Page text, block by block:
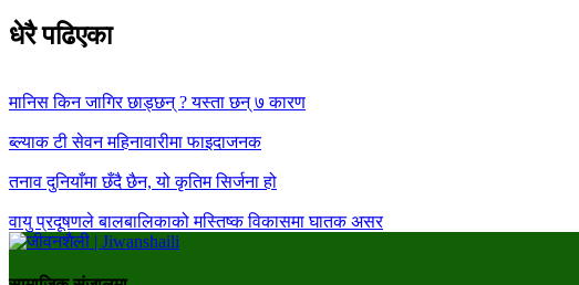
धेरै पढिएका
मानिस किन जागिर छाड्छन् ? यस्ता छन् ७ कारण
ब्ल्याक टी सेवन महिनावारीमा फाइदाजनक
तनाव दुनियाँमा छँदै छैन, यो कृतिम सिर्जना हो
वायु प्रदूषणले बालबालिकाको मस्तिष्क विकासमा घातक असर